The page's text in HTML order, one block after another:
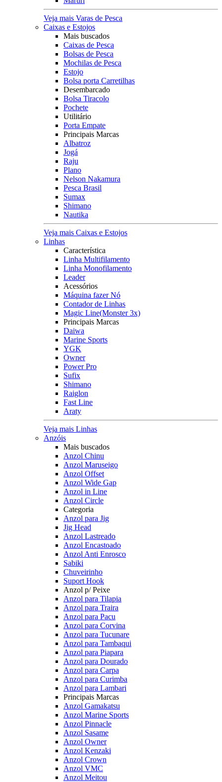
Veja mais Varas de Pesca
Caixas e Estojos
Mais buscados
Caixas de Pesca
Bolsas de Pesca
Mochilas de Pesca
Estojo
Bolsa porta Carretilhas
Desembarcado
Bolsa Tiracolo
Pochete
Utilitário
Porta Empate
Principais Marcas
Albatroz
Jogá
Raju
Plano
Nelson Nakamura
Pesca Brasil
Sumax
Shimano
Nautika
Veja mais Caixas e Estojos
Linhas
Característica
Linha Multifilamento
Linha Monofilamento
Leader
Acessórios
Máquina fazer Nó
Contador de Linhas
Magic Line(Monster 3x)
Principais Marcas
Daiwa
Marine Sports
YGK
Owner
Power Pro
Sufix
Shimano
Raiglon
Fast Line
Araty
Veja mais Linhas
Anzóis
Mais buscados
Anzol Chinu
Anzol Maruseigo
Anzol Offset
Anzol Wide Gap
Anzol in Line
Anzol Circle
Categoria
Anzol para Jig
Jig Head
Anzol Lastreado
Anzol Encastoado
Anzol Anti Enrosco
Sabiki
Chuveirinho
Suport Hook
Anzol p/ Peixe
Anzol para Tilapia
Anzol para Traira
Anzol para Pacu
Anzol para Corvina
Anzol para Tucunare
Anzol para Tambaqui
Anzol para Piapara
Anzol para Dourado
Anzol para Carpa
Anzol para Curimba
Anzol para Lambari
Principais Marcas
Anzol Gamakatsu
Anzol Marine Sports
Anzol Pinnacle
Anzol Sasame
Anzol Owner
Anzol Kenzaki
Anzol Crown
Anzol VMC
Anzol Meitou